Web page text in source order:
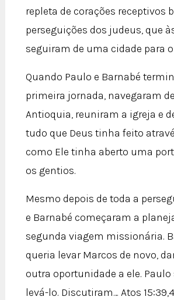
repleta de corações receptivos
perseguições dos judeus, que
seguiram de uma cidade para
Quando Paulo e Barnabé
primeira jornada, navegaram
Antioquia, reuniram a igreja e
tudo que Deus tinha feito
como Ele tinha aberto uma
os gentios.
Mesmo depois de toda a
e Barnabé começaram a
segunda viagem missionária.
queria levar Marcos de novo,
outra oportunidade a ele. Paulo
levá-lo. Discutiram… Atos